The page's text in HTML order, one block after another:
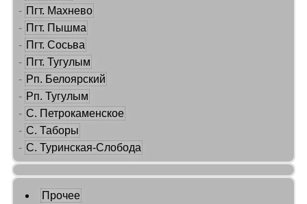
- Пгт. Махнево
- Пгт. Пышма
- Пгт. Сосьва
- Пгт. Тугулым
- Рп. Белоярский
- Рп. Тугулым
- С. Петрокаменское
- С. Таборы
- С. Туринская-Слобода
Прочее